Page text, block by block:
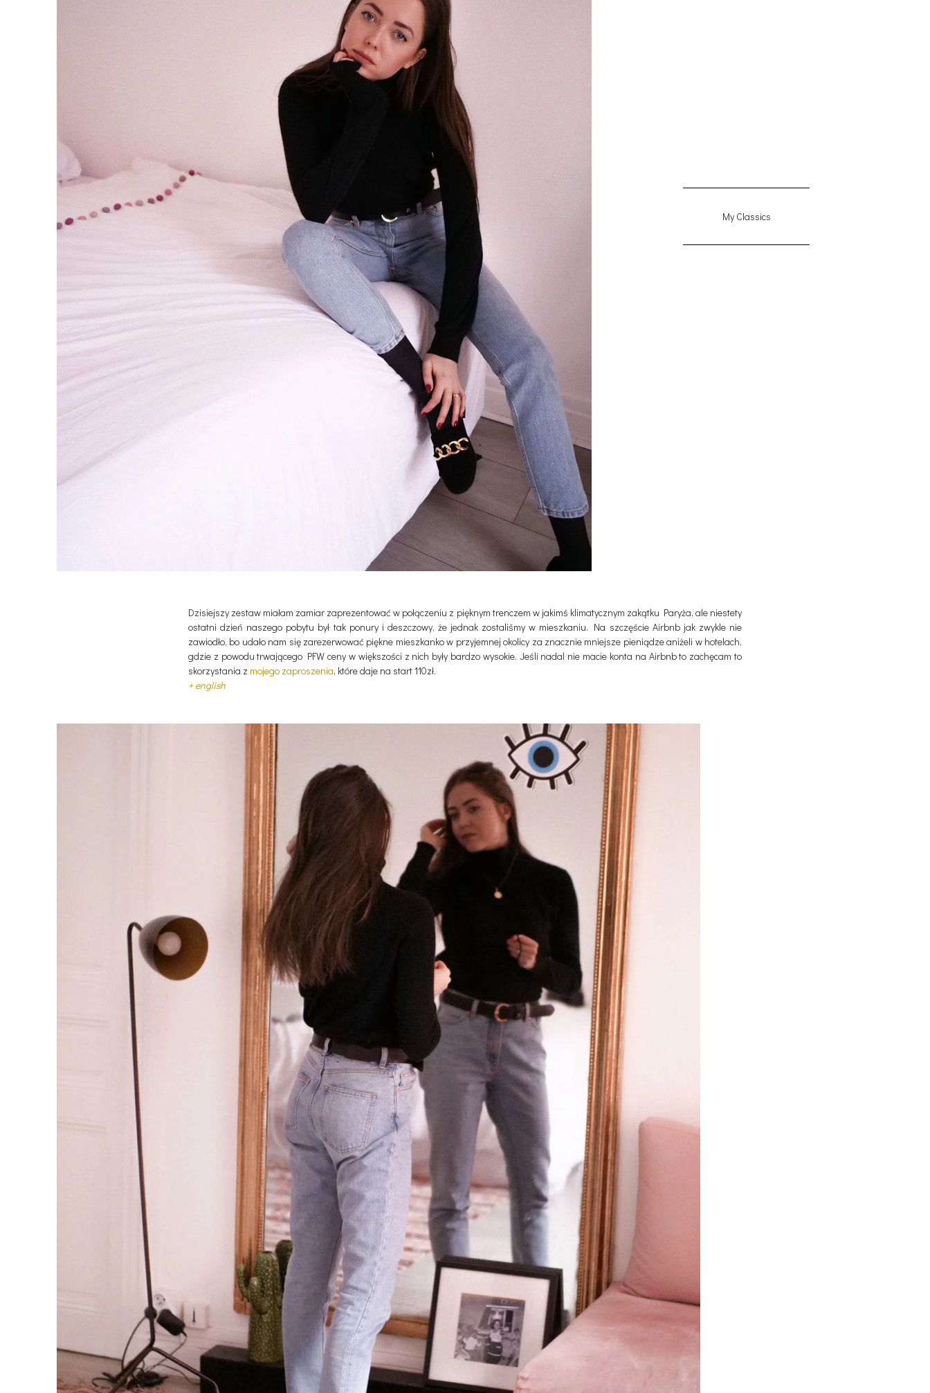
My Classics
Dzisiejszy zestaw miałam zamiar zaprezentować w połączeniu z pięknym trenczem w jakimś klimatycznym zakątku Paryża, ale niestety
ostatni dzień naszego pobytu był tak ponury i deszczowy, że jednak zostaliśmy w mieszkaniu. Na szczęście Airbnb jak zwykle nie
zawiodło, bo udało nam się zarezerwować piękne mieszkanko w przyjemnej okolicy za znacznie mniejsze pieniądze aniżeli w hotelach,
gdzie z powodu trwającego PFW ceny w większości z nich były bardzo wysokie. Jeśli nadal nie macie konta na Airbnb to zachęcam to
skorzystania z mojego zaproszenia, które daje na start 110zł.
+ english